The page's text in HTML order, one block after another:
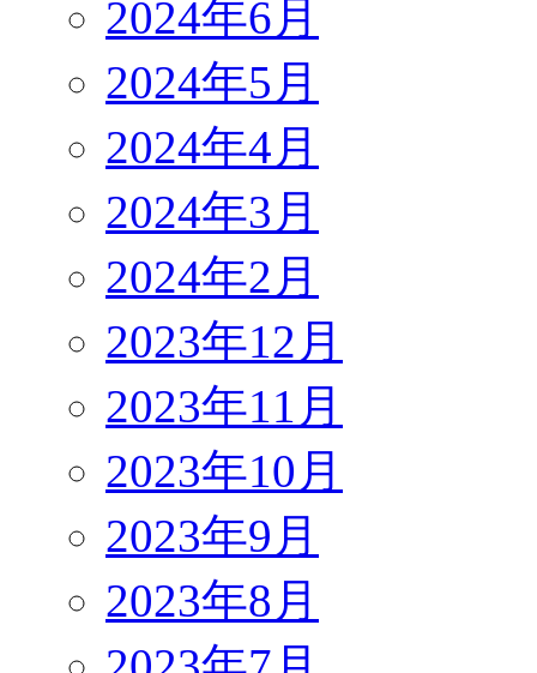
2024年6月
2024年5月
2024年4月
2024年3月
2024年2月
2023年12月
2023年11月
2023年10月
2023年9月
2023年8月